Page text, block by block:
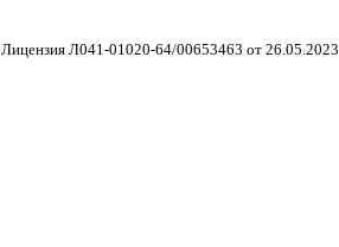
Лицензия Л041-01020-64/00653463 от 26.05.2023